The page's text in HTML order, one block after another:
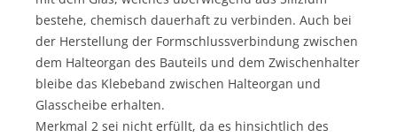
bestehe, chemisch dauerhaft zu verbinden. Auch bei
der Herstellung der Formschlussverbindung zwischen
dem Halteorgan des Bauteils und dem Zwischenhalter
bleibe das Klebeband zwischen Halteorgan und
Glasscheibe erhalten.
Merkmal 2 sei nicht erfüllt, da es hinsichtlich des